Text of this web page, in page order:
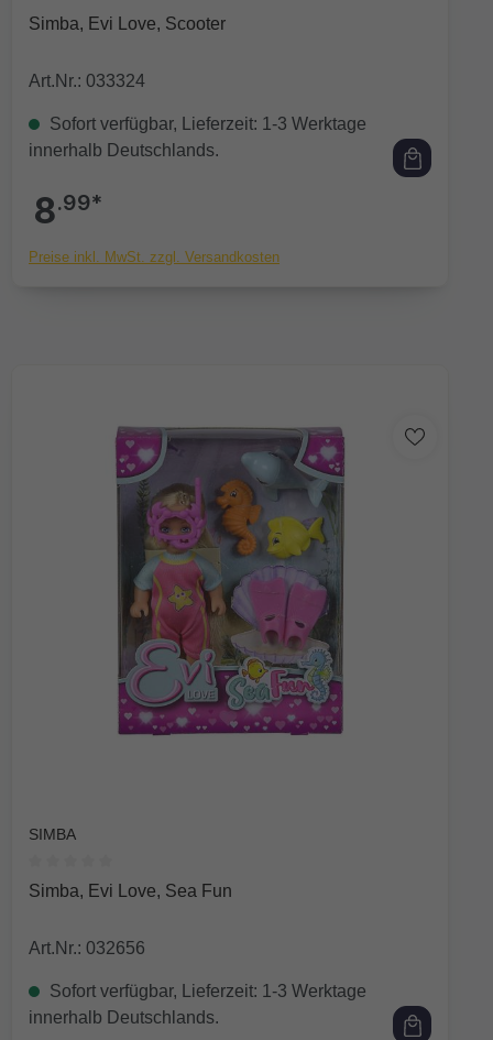
Durchschnittliche Bewertung von 0 von 5 Sternen
Simba, Evi Love, Scooter
Art.Nr.: 033324
Sofort verfügbar, Lieferzeit: 1-3 Werktage
innerhalb Deutschlands.
8.99*
Preise inkl. MwSt. zzgl. Versandkosten
SIMBA
Durchschnittliche Bewertung von 0 von 5 Sternen
Simba, Evi Love, Sea Fun
Art.Nr.: 032656
Sofort verfügbar, Lieferzeit: 1-3 Werktage
innerhalb Deutschlands.